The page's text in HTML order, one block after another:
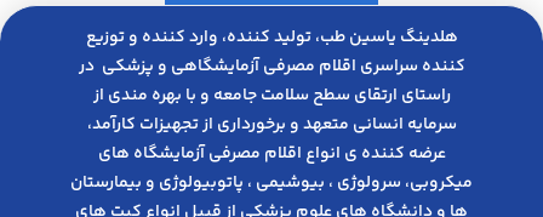
هلدینگ یاسین طب، تولید کننده، وارد کننده و توزیع
کننده سراسری اقلام مصرفی آزمایشگاهی و پزشکی در
راﺳﺘﺎی ارﺗﻘﺎی ﺳﻄﺢ ﺳﻼﻣﺖ ﺟﺎﻣﻌﻪ و ﺑﺎ ﺑﻬﺮه ﻣﻨﺪی از
ﺳﺮﻣﺎﯾﻪ انسانی متعهد و ﺑﺮﺧﻮرداری از ﺗﺠﻬﯿﺰات ﮐﺎرآﻣﺪ،
عرضه کننده ی انواع اﻗﻼم مصرفی آزﻣﺎﯾﺸﮕﺎه های
میکروبی، ﺳﺮوﻟﻮژی ، ﺑﯿﻮﺷﯿﻤﯽ ، پاتوبیولوژی و بیمارستان